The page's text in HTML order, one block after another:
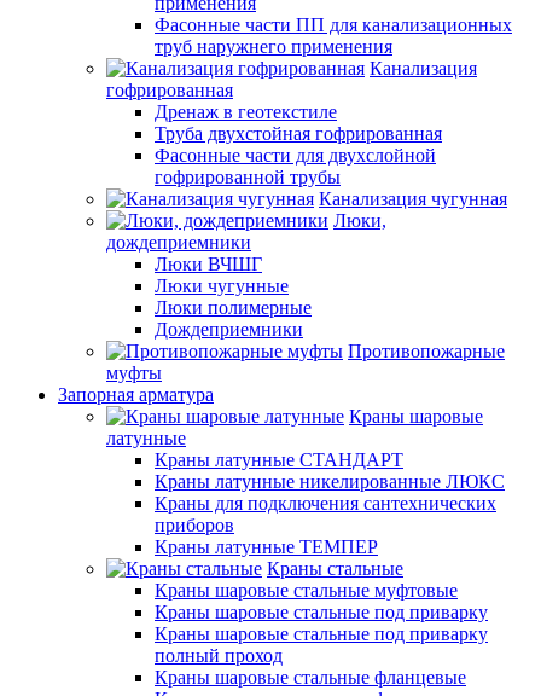
Фасонные части ПП для канализационных
труб наружнего применения
Канализация
гофрированная
Дренаж в геотекстиле
Труба двухстойная гофрированная
Фасонные части для двухслойной
гофрированной трубы
Канализация чугунная
Люки,
дождеприемники
Люки ВЧШГ
Люки чугунные
Люки полимерные
Дождеприемники
Противопожарные
муфты
Запорная арматура
Краны шаровые
латунные
Краны латунные СТАНДАРТ
Краны латунные никелированные ЛЮКС
Краны для подключения сантехнических
приборов
Краны латунные ТЕМПЕР
Краны стальные
Краны шаровые стальные муфтовые
Краны шаровые стальные под приварку
Краны шаровые стальные под приварку
полный проход
Краны шаровые стальные фланцевые